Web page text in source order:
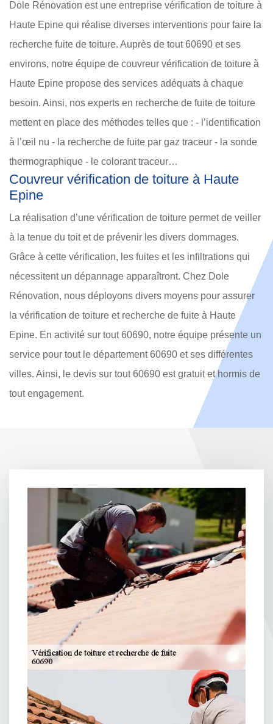
Dole Rénovation est une entreprise vérification de toiture à
Haute Epine qui réalise diverses interventions pour faire la
recherche fuite de toiture. Auprès de tout 60690 et ses
environs, notre équipe de couvreur vérification de toiture à
Haute Epine propose des services adéquats à chaque
besoin. Ainsi, nos experts en recherche de fuite de toiture
mettent en place des méthodes telles que : - l’identification
à l’œil nu - la recherche de fuite par gaz traceur - la sonde
thermographique - le colorant traceur…
Couvreur vérification de toiture à Haute
Epine
La réalisation d’une vérification de toiture permet de veiller
à la tenue du toit et de prévenir les divers dommages.
Grâce à cette vérification, les fuites et les infiltrations qui
nécessitent un dépannage apparaîtront. Chez Dole
Rénovation, nous déployons divers moyens pour assurer
la vérification de toiture et recherche de fuite à Haute
Epine. En activité sur tout 60690, notre équipe présente un
service pour tout le département 60690 et ses différentes
villes. Ainsi, le devis sur tout 60690 est gratuit et hormis de
tout engagement.